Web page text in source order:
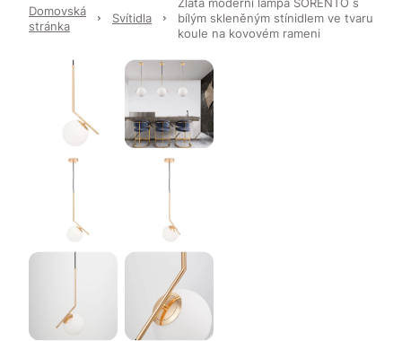
Domovská
stránka
Svítidla
bílým skleněným stínidlem ve tvaru
koule na kovovém rameni